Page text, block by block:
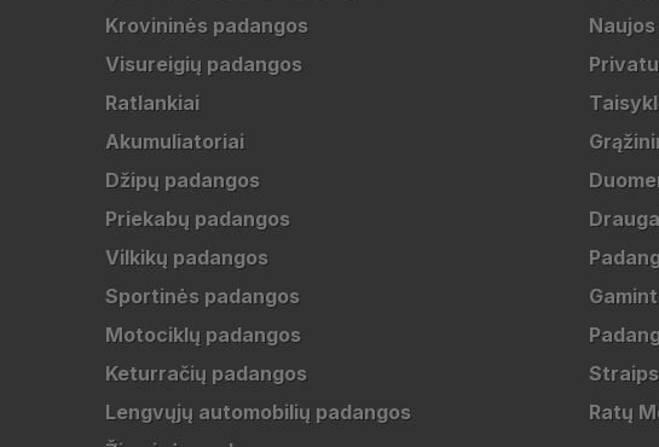
Krovininės padangos
Visureigių padangos
Ratlankiai
Akumuliatoriai
Džipų padangos
Priekabų padangos
Vilkikų padangos
Sportinės padangos
Motociklų padangos
Keturračių padangos
Lengvųjų automobilių padangos
Ratų